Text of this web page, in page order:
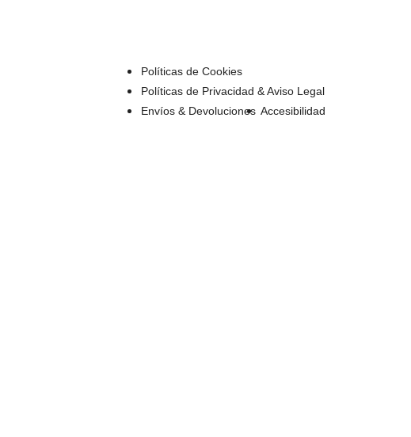
Políticas de Cookies
Políticas de Privacidad & Aviso Legal
Envíos & Devoluciones Accesibilidad